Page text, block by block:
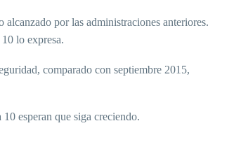
por las administraciones anteriores.
lo expresa.
comparado con septiembre 2015,
esperan que siga creciendo.